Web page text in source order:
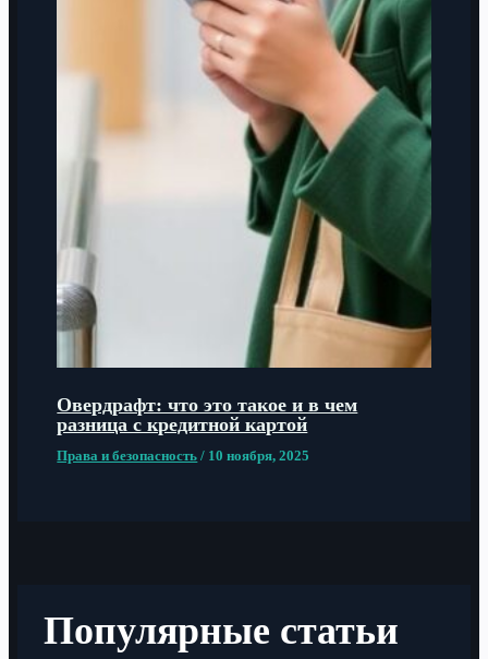
Овердрафт: что это такое и в чем
разница с кредитной картой
Права и безопасность / 10 ноября, 2025
Популярные статьи